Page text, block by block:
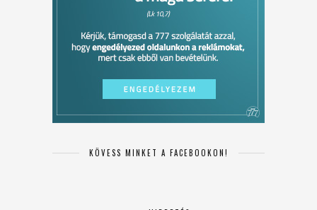
KÖVESS MINKET A FACEBOOKON!